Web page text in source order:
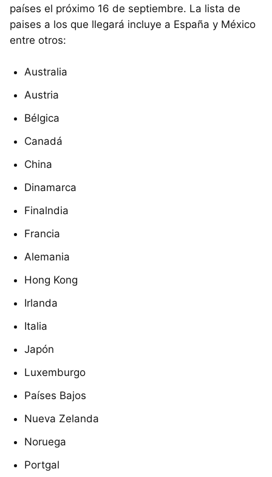
países el próximo 16 de septiembre. La lista de
paises a los que llegará incluye a España y México
entre otros:
Australia
Austria
Bélgica
Canadá
China
Dinamarca
Finalndia
Francia
Alemania
Hong Kong
Irlanda
Italia
Japón
Luxemburgo
Países Bajos
Nueva Zelanda
Noruega
Portgal